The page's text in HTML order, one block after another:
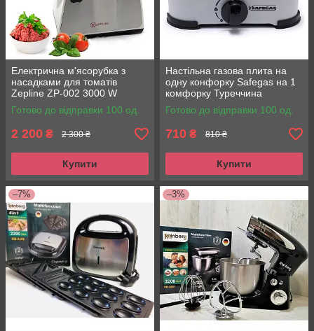
Електрична м'ясорубка з
насадками для томатів
Zepline ZP-002 3000 W
Готово до відправки 100 од.
2 200 ₴ 2 300 ₴
Купити
Настільна газова плита на
одну конфорку Safegas на 1
комфорку Туреччина
Готово до відправки 100 од.
710 ₴ 810 ₴
Купити
–7% –3%